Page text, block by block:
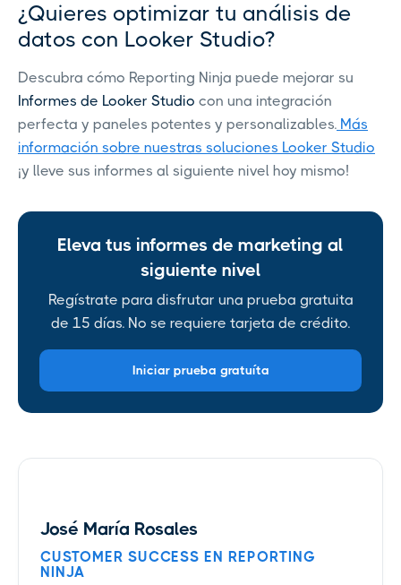
¿Quieres optimizar tu análisis de
datos con Looker Studio?
Descubra cómo Reporting Ninja puede mejorar su
Informes de Looker Studio con una integración
perfecta y paneles potentes y personalizables. Más
información sobre nuestras soluciones Looker Studio
¡y lleve sus informes al siguiente nivel hoy mismo!
Eleva tus informes de marketing al
siguiente nivel
Regístrate para disfrutar una prueba gratuita
de 15 días. No se requiere tarjeta de crédito.
Iniciar prueba gratuíta
José María Rosales
CUSTOMER SUCCESS EN REPORTING
NINJA